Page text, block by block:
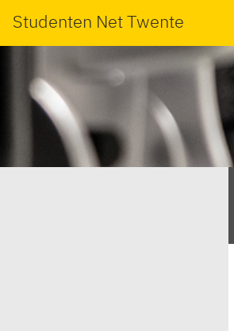
Studenten Net Twente